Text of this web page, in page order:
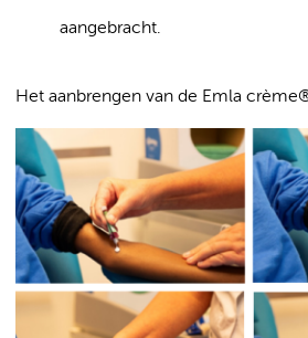
aangebracht.
Het aanbrengen van de Emla